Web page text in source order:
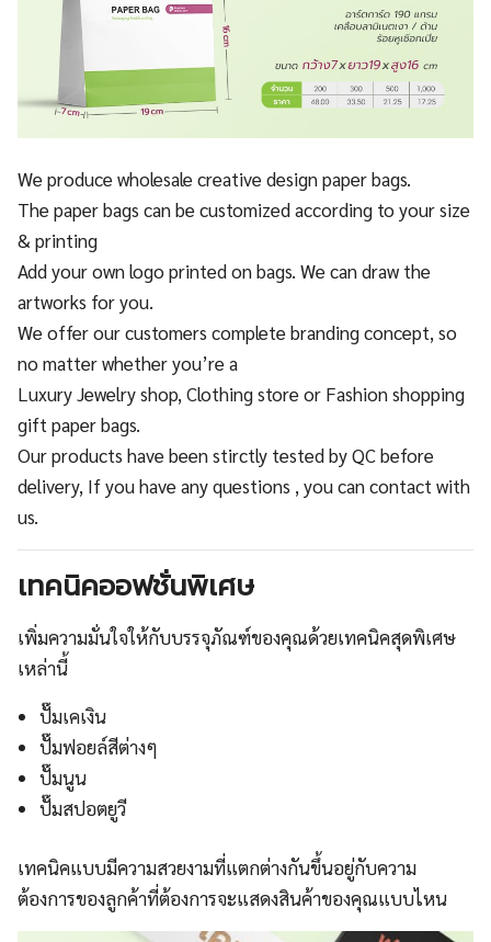
We produce wholesale creative design paper bags.
The paper bags can be customized according to your size
& printing
Add your own logo printed on bags. We can draw the
artworks for you.
We offer our customers complete branding concept, so
no matter whether you’re a
Luxury Jewelry shop, Clothing store or Fashion shopping
gift paper bags.
Our products have been stirctly tested by QC before
delivery, If you have any questions , you can contact with
us.
เทคนิคออฟชั่นพิเศษ
เพิ่มความมั่นใจให้กับบรรจุภัณฑ์ของคุณด้วยเทคนิคสุดพิเศษ
เหล่านี้
ปั๊มเคเงิน
ปั๊มฟอยล์สีต่างๆ
ปั๊มนูน
ปั๊มสปอตยูวี
เทคนิคแบบมีความสวยงามที่แตกต่างกันขึ้นอยู่กับความ
ต้องการของลูกค้าที่ต้องการจะแสดงสินค้าของคุณแบบไหน